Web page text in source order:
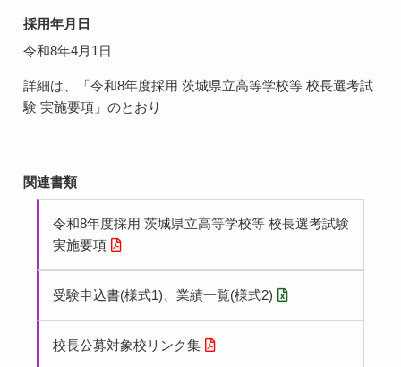
採用年月日
令和8年4月1日
詳細は、「令和8年度採用 茨城県立高等学校等 校長選考試
験 実施要項」のとおり
関連書類
令和8年度採用 茨城県立高等学校等 校長選考試験
実施要項
受験申込書(様式1)、業績一覧(様式2)
校長公募対象校リンク集